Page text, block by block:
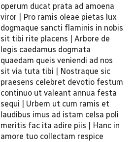
operum ducat prata ad amoena
viror | Pro ramis oleae pietas lux
dogmaque sancti flaminis in nobis
sit tibi rite placens | Arbore de
legis caedamus dogmata
quaedam queis veniendi ad nos
sit via tuta tibi | Nostraque sic
praesens celebret devotio festum
continuo ut valeant annua festa
sequi | Urbem ut cum ramis et
laudibus imus ad istam celsa poli
meritis fac ita adire piis | Hanc in
amore tuo collectam respice